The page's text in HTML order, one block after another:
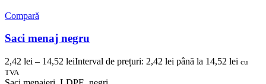
Compară
Saci menaj negru
2,42 lei – 14,52 leiInterval de prețuri: 2,42 lei până la 14,52 lei cu
TVA